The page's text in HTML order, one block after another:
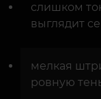
слишком
выглядит
мелкая
ровную